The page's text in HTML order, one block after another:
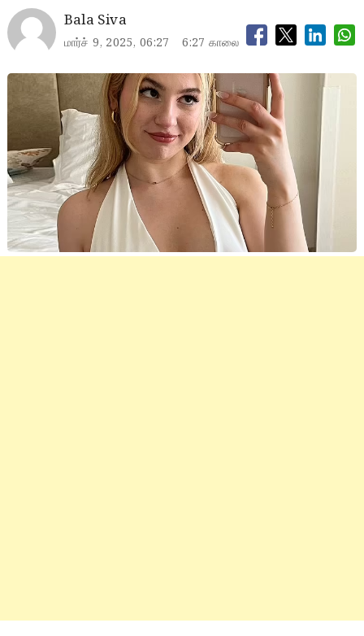
Bala Siva
மார்ச் 9, 2025, 06:27 6:27 காலை